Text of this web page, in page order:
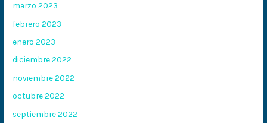
marzo 2023
febrero 2023
enero 2023
diciembre 2022
noviembre 2022
octubre 2022
septiembre 2022